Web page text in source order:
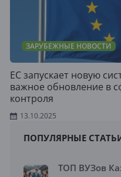
ЗАРУБЕЖНЫЕ НОВОСТИ
ЕС запускает новую
важное обновление в
контроля
13.10.2025
ПОПУЛЯРНЫЕ
ТОП ВУЗов